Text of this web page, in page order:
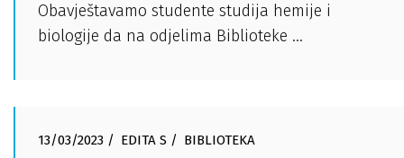
Obavještavamo studente studija hemije i
biologije da na odjelima Biblioteke
13/03/2023 EDITA S BIBLIOTEKA